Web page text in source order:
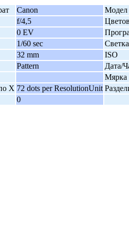
Canon
Модел
f/4,5
0 EV
1/60 sec
32 mm
ISO
Pattern
Дата/
Мярка
X 72 dots per ResolutionUnit
0